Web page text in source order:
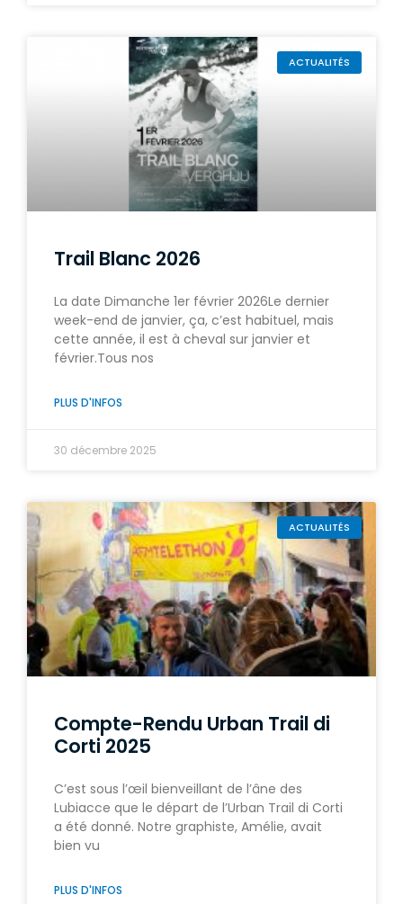
ACTUALITÉS
Trail Blanc 2026
La date Dimanche 1er février 2026Le dernier
week-end de janvier, ça, c’est habituel, mais
cette année, il est à cheval sur janvier et
février.Tous nos
PLUS D'INFOS
30 décembre 2025
ACTUALITÉS
Compte-Rendu Urban Trail di
Corti 2025
C’est sous l’œil bienveillant de l’âne des
Lubiacce que le départ de l’Urban Trail di Corti
a été donné. Notre graphiste, Amélie, avait
bien vu
PLUS D'INFOS